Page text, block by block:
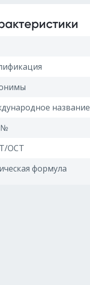
название
№
ОСТ
формула